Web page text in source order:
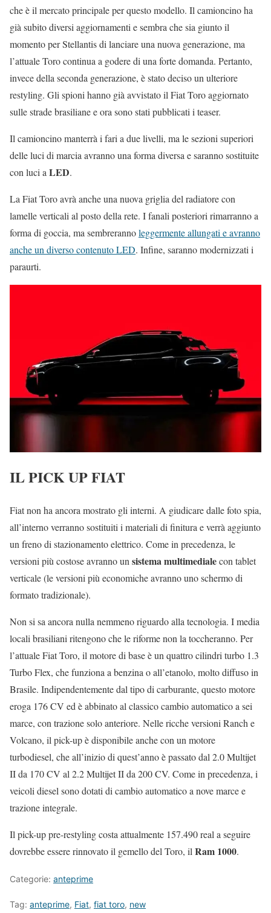
che è il mercato principale per questo modello. Il camioncino ha
già subito diversi aggiornamenti e sembra che sia giunto il
momento per Stellantis di lanciare una nuova generazione, ma
l’attuale Toro continua a godere di una forte domanda. Pertanto,
invece della seconda generazione, è stato deciso un ulteriore
restyling. Gli spioni hanno già avvistato il Fiat Toro aggiornato
sulle strade brasiliane e ora sono stati pubblicati i teaser.
Il camioncino manterrà i fari a due livelli, ma le sezioni superiori
delle luci di marcia avranno una forma diversa e saranno sostituite
con luci a LED.
La Fiat Toro avrà anche una nuova griglia del radiatore con
lamelle verticali al posto della rete. I fanali posteriori rimarranno a
forma di goccia, ma sembrerannoleggermente allungati e avranno
anche un diverso contenuto LED. Infine, saranno modernizzati i
paraurti.
IL PICK UP FIAT
Fiat non ha ancora mostrato gli interni. A giudicare dalle foto spia,
all’interno verranno sostituiti i materiali di finitura e verrà aggiunto
un freno di stazionamento elettrico. Come in precedenza, le
versioni più costose avranno un sistema multimedialecon tablet
verticale (le versioni più economiche avranno uno schermo di
formato tradizionale).
Non si sa ancora nulla nemmeno riguardo alla tecnologia. I media
locali brasiliani ritengono che le riforme non la toccheranno. Per
l’attuale Fiat Toro, il motore di base è un quattro cilindri turbo 1.3
Turbo Flex, che funziona a benzina o all’etanolo, molto diffuso in
Brasile. Indipendentemente dal tipo di carburante, questo motore
eroga 176 CV ed è abbinato al classico cambio automatico a sei
marce, con trazione solo anteriore. Nelle ricche versioni Ranch e
Volcano, il pick-up è disponibile anche con un motore
turbodiesel, che all’inizio di quest’anno è passato dal 2.0 Multijet
II da 170 CV al 2.2 Multijet II da 200 CV. Come in precedenza, i
veicoli diesel sono dotati di cambio automatico a nove marce e
trazione integrale.
Il pick-up pre-restyling costa attualmente 157.490 real a seguire
dovrebbe essere rinnovato il gemello del Toro, il Ram 1000.
Categorie: anteprime
Tag: anteprime, Fiat, fiat toro, new